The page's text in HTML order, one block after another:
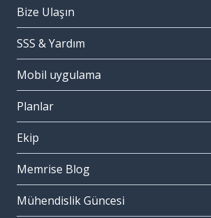
Bize Ulaşın
SSS & Yardım
Mobil uygulama
Planlar
Ekip
Memrise Blog
Mühendislik Güncesi